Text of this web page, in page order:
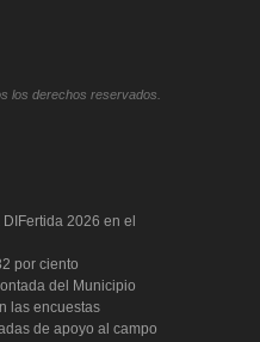
los derechos reservados.
2026 en el
por ciento
del Municipio
las encuestas
de apoyo al campo